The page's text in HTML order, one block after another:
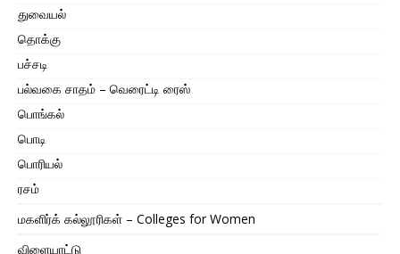
துவையல்
தொக்கு
பச்சடி
பல்வகை சாதம் – வெரைட்டி ரைஸ்
பொங்கல்
பொடி
பொரியல்
ரசம்
மகளிர்க் கல்லூரிகள் – Colleges for Women
விளையாட்டு